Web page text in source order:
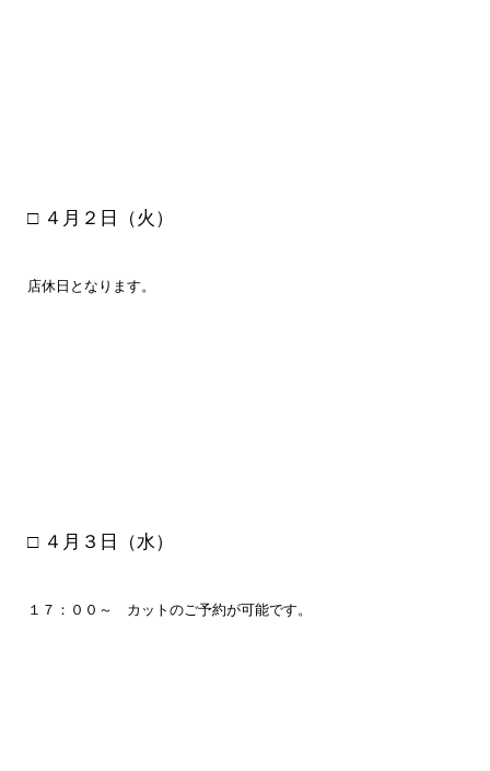
□ ４月２ 日（火）
店休日となります。
□ ４月３ 日（水）
１７：００～ カットのご予約が可能です。